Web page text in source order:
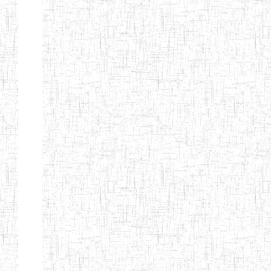
Début Préc. 1 2 3 4 5
6
Suivant
Fin
Etablissements
d'enseignement
secondaire
technique
et
professionnel